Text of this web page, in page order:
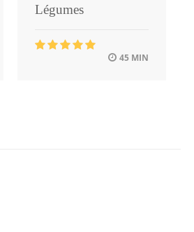
Légumes
45 MIN